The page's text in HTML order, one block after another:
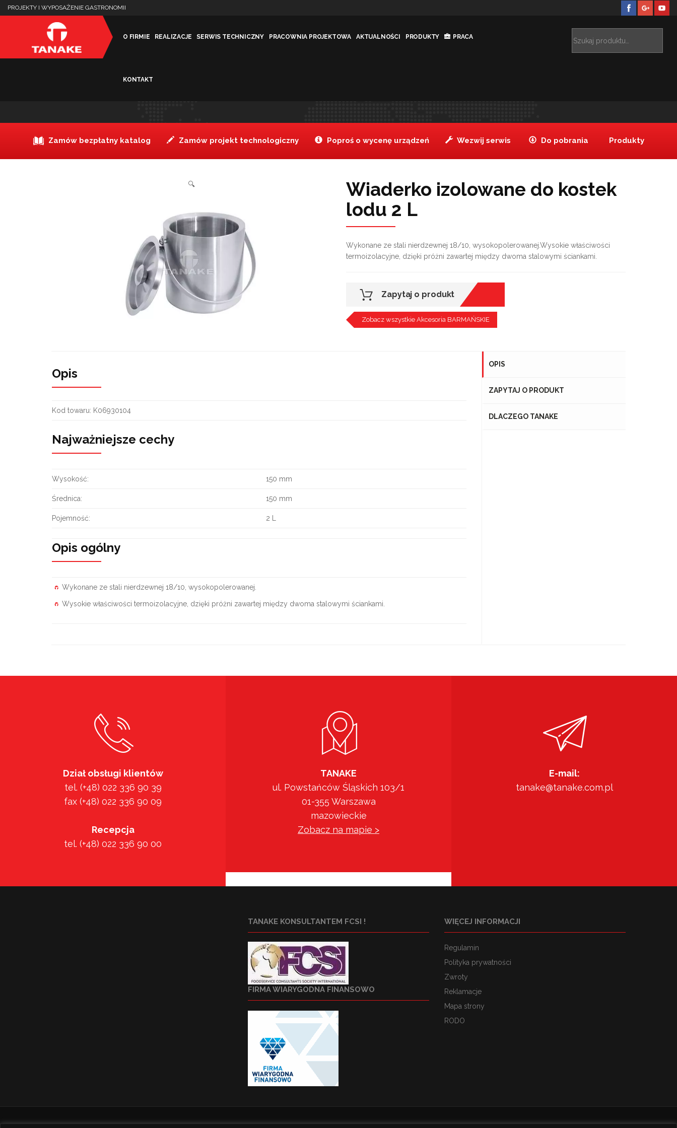
PROJEKTY I WYPOSAŻENIE GASTRONOMII
O FIRMIE REALIZACJE SERWIS TECHNICZNY PRACOWNIA PROJEKTOWA AKTUALNOŚCI PRODUKTY PRACA
KONTAKT
Zamów bezpłatny katalog Zamów projekt technologiczny Poproś o wycenę urządzeń Wezwij serwis Do pobrania Produkty
🔍
Wiaderko izolowane do kostek
lodu 2 L
Wykonane ze stali nierdzewnej 18/10, wysokopolerowanej.Wysokie właściwości
termoizolacyjne, dzięki próżni zawartej między dwoma stalowymi ściankami.
Zapytaj o produkt
Zobacz wszystkie Akcesoria BARMAŃSKIE
OPIS
ZAPYTAJ O PRODUKT
DLACZEGO TANAKE
Opis
Kod towaru: K06930104
Najważniejsze cechy
Wysokość: 150 mm
Średnica: 150 mm
Pojemność: 2 L
Opis ogólny
Wykonane ze stali nierdzewnej 18/10, wysokopolerowanej.
Wysokie właściwości termoizolacyjne, dzięki próżni zawartej między dwoma stalowymi ściankami.
Dział obsługi klientów
tel. (+48) 022 336 90 39
fax (+48) 022 336 90 09
Recepcja
tel. (+48) 022 336 90 00
TANAKE
ul. Powstańców Śląskich 103/1
01-355 Warszawa
mazowieckie
Zobacz na mapie >
E-mail:
tanake@tanake.com.pl
TANAKE KONSULTANTEM FCSI !
FIRMA WIARYGODNA FINANSOWO
WIĘCEJ INFORMACJI
Regulamin
Polityka prywatności
Zwroty
Reklamacje
Mapa strony
RODO